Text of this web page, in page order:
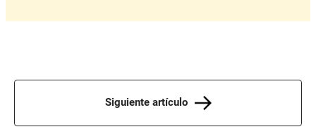
Siguiente artículo